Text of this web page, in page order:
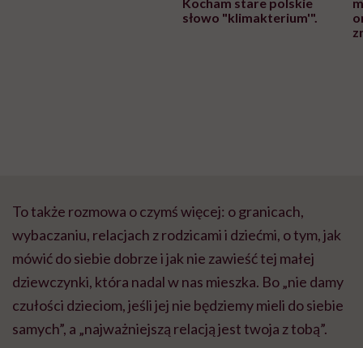
słowo "klimakterium'".
To także rozmowa o czymś więcej: o granicach,
wybaczaniu, relacjach z rodzicami i dziećmi, o tym, jak
mówić do siebie dobrze i jak nie zawieść tej małej
dziewczynki, która nadal w nas mieszka. Bo „nie damy
czułości dzieciom, jeśli jej nie będziemy mieli do siebie
samych”, a „najważniejszą relacją jest twoja z tobą”.